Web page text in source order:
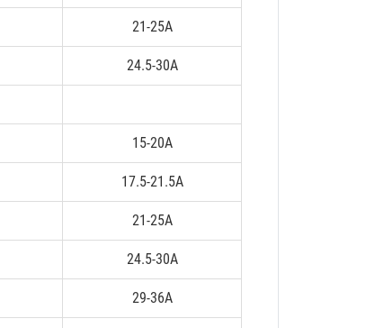
21-25A
24.5-30A
15-20A
17.5-21.5A
21-25A
24.5-30A
29-36A